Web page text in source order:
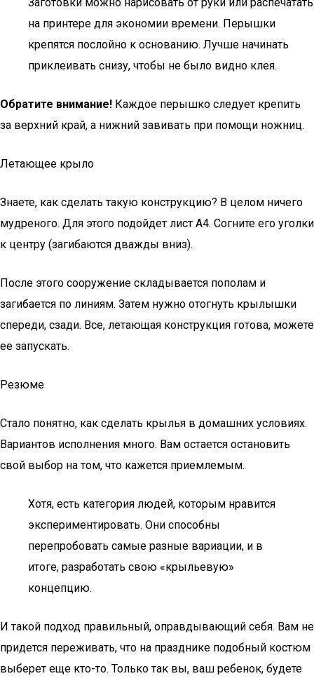
на принтере для экономии времени. Перышки
крепятся послойно к основанию. Лучше начинать
приклеивать снизу, чтобы не было видно клея.
Обратите внимание! Каждое перышко следует крепить
за верхний край, а нижний завивать при помощи ножниц.
Летающее крыло
Знаете, как сделать такую конструкцию? В целом ничего
мудреного. Для этого подойдет лист А4. Согните его уголки
к центру (загибаются дважды вниз).
После этого сооружение складывается пополам и
загибается по линиям. Затем нужно отогнуть крылышки
спереди, сзади. Все, летающая конструкция готова, можете
ее запускать.
Резюме
Стало понятно, как сделать крылья в домашних условиях.
Вариантов исполнения много. Вам остается остановить
свой выбор на том, что кажется приемлемым.
Хотя, есть категория людей, которым нравится
экспериментировать. Они способны
перепробовать самые разные вариации, и в
итоге, разработать свою «крыльевую»
концепцию.
И такой подход правильный, оправдывающий себя. Вам не
придется переживать, что на празднике подобный костюм
выберет еще кто-то. Только так вы, ваш ребенок, будете